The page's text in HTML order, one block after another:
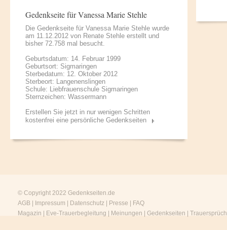
Gedenkseite für Vanessa Marie Stehle
Die Gedenkseite für Vanessa Marie Stehle wurde
am 11.12.2012 von Renate Stehle erstellt und
bisher 72.758 mal besucht.
Geburtsdatum: 14. Februar 1999
Geburtsort: Sigmaringen
Sterbedatum: 12. Oktober 2012
Sterbeort: Langenenslingen
Schule: Liebfrauenschule Sigmaringen
Sternzeichen: Wassermann
Erstellen Sie jetzt in nur wenigen Schritten
kostenfrei eine persönliche Gedenkseiten
© Copyright 2022 Gedenkseiten.de
AGB
Impressum Datenschutz Presse
FAQ
Magazin
Eve-Trauerbegleitung Meinungen Gedenkseiten